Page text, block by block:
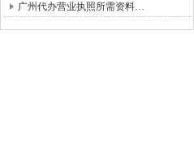
广州代办营业执照所需资料…